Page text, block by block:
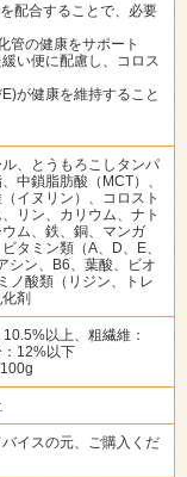
配合することで、必要
管の健康をサポート
い便に配慮し、コロス
が健康を維持すること
、とうもろこしタンパ
中鎖脂肪酸（MCT）、
イヌリン）、コロスト
リン、カリウム、ナト
ム、鉄、銅、マンガ
タミン類（A、D、E、
シン、B6、葉酸、ビオ
ノ酸類（リジン、トレ
剤
以上、粗繊維：
12%以下
イスの元、ご購入くだ